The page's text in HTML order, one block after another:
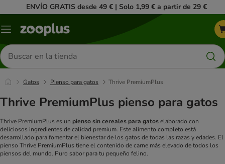
ENVÍO GRATIS desde 49 € | Solo 1,99 € a partir de 29 €
Menú
Buscar
productos
Gatos Pienso para gatos Thrive PremiumPlus
Thrive PremiumPlus pienso para gatos
Thrive PremiumPlus es un pienso sin cereales para gatoselaborado con
deliciosos ingredientes de calidad premium. Este alimento completo está
desarrollado para fomentar el bienestar de los gatos de todas las razas y edades. El
pienso Thrive PremiumPlus tiene el contenido de carne más elevado de todos los
piensos del mundo. Puro sabor para tu pequeño felino.